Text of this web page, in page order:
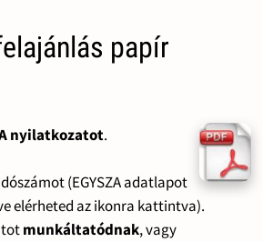
papír
nyilatkozatot.
(EGYSZA adatlapot
elérheted az ikonra kattintva).
munkáltatódnak, vagy